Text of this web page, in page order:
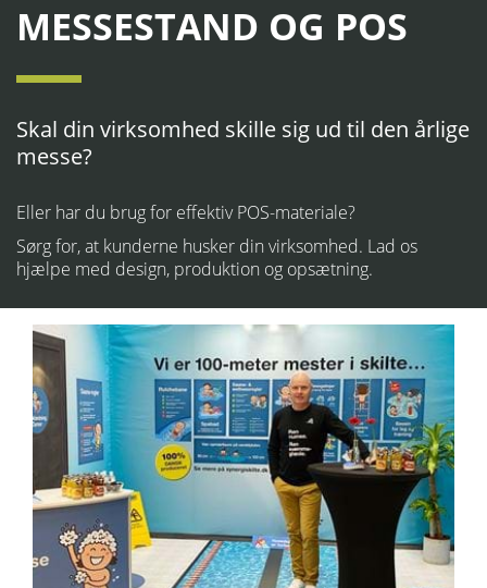
MESSESTAND OG POS
Skal din virksomhed skille sig ud til den årlige
messe?
Eller har du brug for effektiv POS-materiale?
Sørg for, at kunderne husker din virksomhed. Lad os
hjælpe med design, produktion og opsætning.